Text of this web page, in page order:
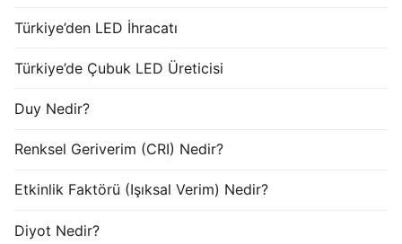
Türkiye’den LED İhracatı
Türkiye’de Çubuk LED Üreticisi
Duy Nedir?
Renksel Geriverim (CRI) Nedir?
Etkinlik Faktörü (Işıksal Verim) Nedir?
Diyot Nedir?